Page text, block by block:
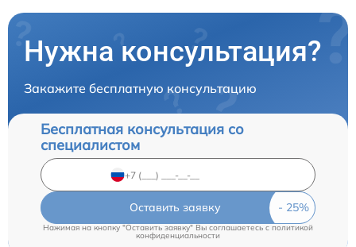
Нужна консультация?
Закажите бесплатную консультацию
Бесплатная консультация со
специалистом
Оставить заявку
Нажимая на кнопку "Оставить заявку" Вы соглашаетесь c политикой
конфиденциальности